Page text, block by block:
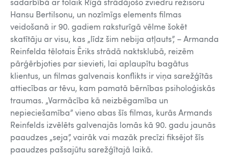
sadarbībā ar tolaik Rīgā strādājošo zviedru režisoru
Hansu Bertilsonu, un nozīmīgs elements filmas
veidošanā ir 90. gadiem raksturīgā vēlme šokēt
skatītāju ar visu, kas „līdz šim nebija atļauts”, – Armanda
Reinfelda tēlotais Ēriks strādā naktsklubā, reizēm
pārģērbjoties par sievieti, lai aplaupītu bagātus
klientus, un filmas galvenais konflikts ir viņa sarežģītās
attiecības ar tēvu, kam pamatā bērnības psiholoģiskās
traumas. „Varmācība kā neizbēgamība un
nepieciešamība” vieno abas šīs filmas, kurās Armands
Reinfelds izvēlēts galvenajās lomās kā 90. gadu jaunās
paaudzes „seja”, vairāk vai mazāk precīzi fiksējot šīs
paaudzes pašsajūtu sarežģītajā laikā.